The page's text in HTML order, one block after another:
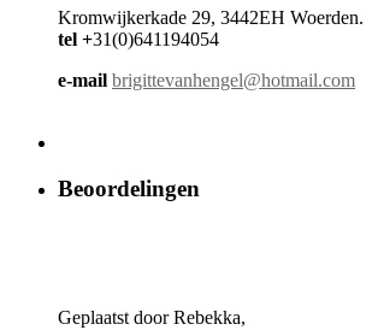
Kromwijkerkade 29, 3442EH Woerden.
tel +31(0)641194054
e-mail brigittevanhengel@hotmail.com
Beoordelingen
Geplaatst door Rebekka,